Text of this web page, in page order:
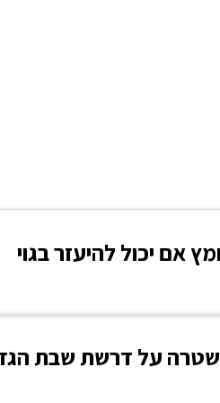
אם יכול להיעזר בגוי
בבית עם כסא גלגלים, אז הנכון
על דרשת שבת